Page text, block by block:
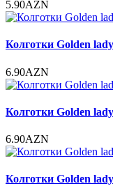
5.90AZN
Колготки Golden
6.90AZN
Колготки Golden
6.90AZN
Колготки Golden